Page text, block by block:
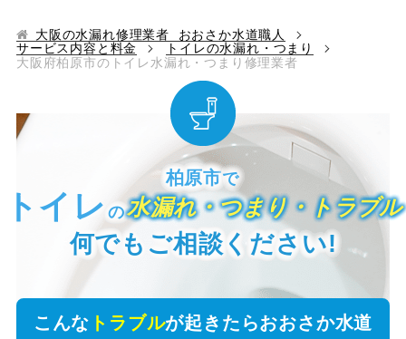
大阪の水漏れ修理業者 おおさか水道職人
サービス内容と料金
トイレの水漏れ・つまり
大阪府柏原市のトイレ水漏れ・つまり修理業者
柏原市で
トイレ の水漏れ・つまり・トラブル
何でもご相談ください!
こんな トラブルが起きたらおおさか水道